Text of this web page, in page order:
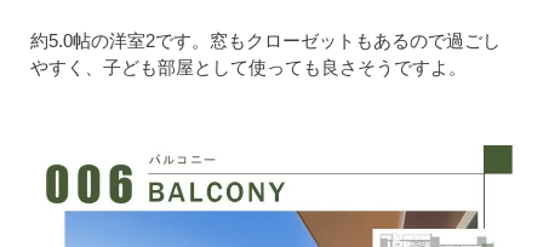
約5.0帖の洋室2です。窓もクローゼットもあるので過ごし
やすく、子ども部屋として使っても良さそうですよ。